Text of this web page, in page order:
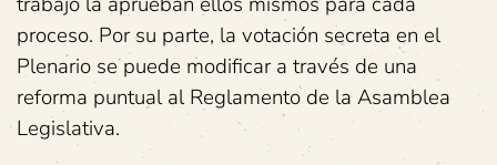
proceso. Por su parte, la votación secreta en el
Plenario se puede modificar a través de una
reforma puntual al Reglamento de la Asamblea
Legislativa.